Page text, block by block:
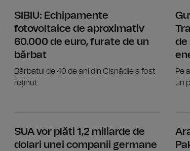
SIBIU: Echipamente
fotovoltaice de aproximativ
60.000 de euro, furate de un
bărbat
Bărbatul de 40 de ani din Cisnădie a fost
reținut.
de
Pe
un
SUA vor plăti 1,2 miliarde de
dolari unei companii germane